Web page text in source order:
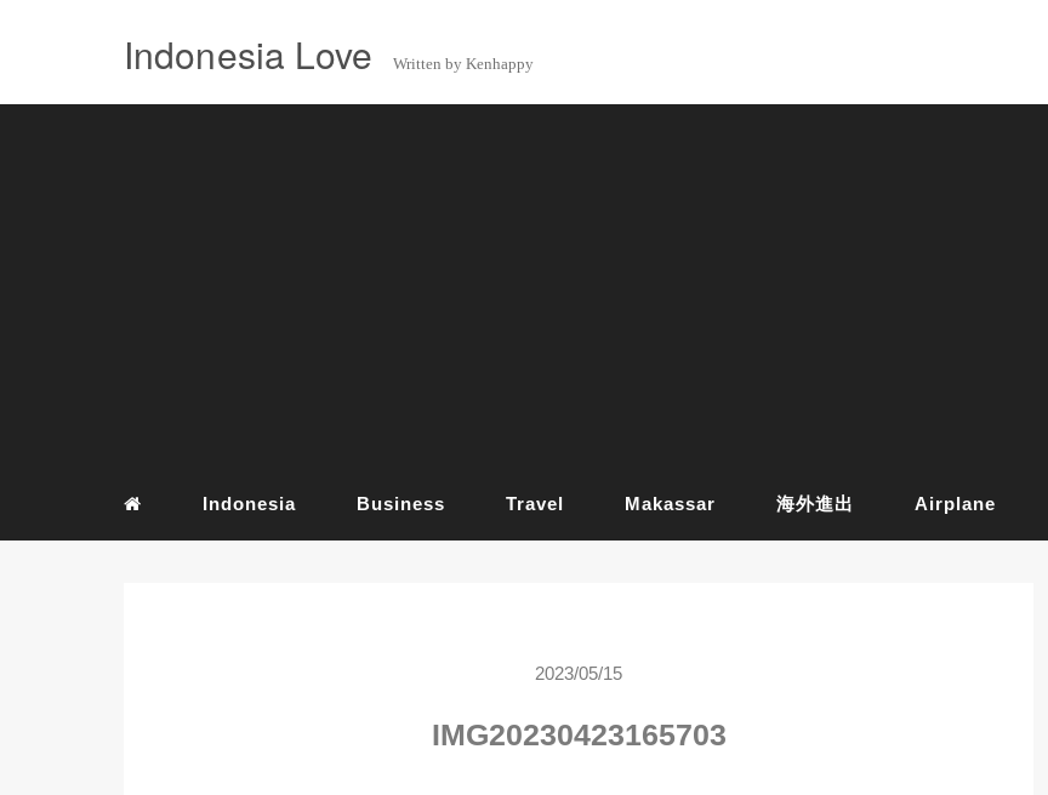
Indonesia Love Written by Kenhappy
Indonesia Business Travel Makassar 海外進出 Airplane
2023/05/15
IMG20230423165703